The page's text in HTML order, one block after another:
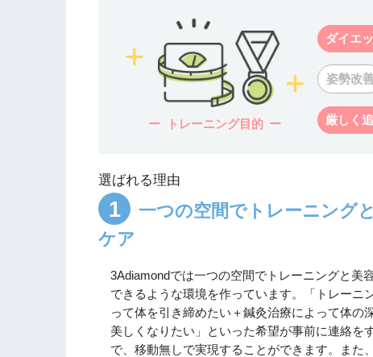
トレーニング目的
ダイエ
姿勢改
厳しく
選ばれる理由
一つの空間でトレーニング
ケア
3Adiamondでは一つの空間でトレーニングと美
できるような環境を作っています。「トレーニ
って体を引き締めたい＋鍼灸治療によって体の
美しくなりたい」といった希望が事前に連絡を
で、移動無しで実現することができます。また